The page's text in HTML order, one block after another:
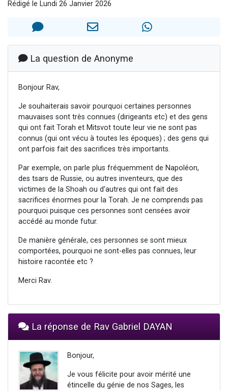
3 personnes viennent de faire un don pour Diane, 80 ans, dans un appartement insalubre
5 personnes viennent de faire un don pour Reloger Rivka, 6 enfants, victime de violences...
Rédigé le Lundi 26 Janvier 2026
La question de Anonyme
Bonjour Rav,
Je souhaiterais savoir pourquoi certaines personnes
mauvaises sont très connues (dirigeants etc) et des gens
qui ont fait Torah et Mitsvot toute leur vie ne sont pas
connus (qui ont vécu à toutes les époques) ; des gens qui
ont parfois fait des sacrifices très importants.
Par exemple, on parle plus fréquemment de Napoléon,
des tsars de Russie, ou autres inventeurs, que des
victimes de la Shoah ou d'autres qui ont fait des
sacrifices énormes pour la Torah. Je ne comprends pas
pourquoi puisque ces personnes sont censées avoir
accédé au monde futur.
De manière générale, ces personnes se sont mieux
comportées, pourquoi ne sont-elles pas connues, leur
histoire racontée etc ?
Merci Rav.
La réponse de Rav Gabriel DAYAN
Bonjour,
Je vous félicite pour avoir mérité une
étincelle du génie de nos Sages, les